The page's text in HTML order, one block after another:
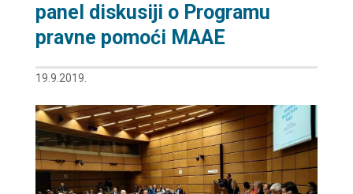
panel diskusiji o Programu
pravne pomoći MAAE
19.9.2019.